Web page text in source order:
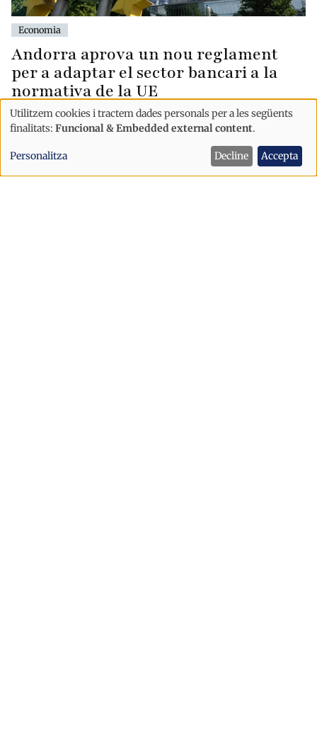
Economia
Andorra aprova un nou reglament
per a adaptar el sector bancari a la
normativa de la UE
Ús
de
dades
Utilitzem cookies i tractem dades personals per a les següents
finalitats: Funcional & Embedded external content.
Personalitza Decline Accepta